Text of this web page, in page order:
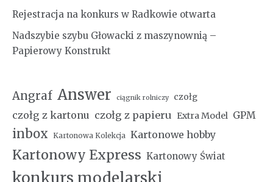
Rejestracja na konkurs w Radkowie otwarta
Nadszybie szybu Głowacki z maszynownią –
Papierowy Konstrukt
Angraf Answer ciągnik rolniczy czołg
czołg z kartonu czołg z papieru Extra Model GPM
inbox Kartonowa Kolekcja Kartonowe hobby
Kartonowy Express Kartonowy Świat
konkurs modelarski